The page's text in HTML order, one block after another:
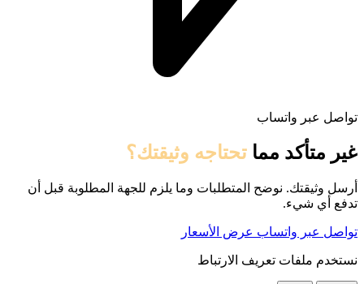
تواصل عبر واتساب
غير متأكد مما تحتاجه وثيقتك؟
أرسل وثيقتك. نوضح المتطلبات وما يلزم للجهة المطلوبة قبل أن
تدفع أي شيء.
تواصل عبر واتساب عرض الأسعار
نستخدم ملفات تعريف الارتباط